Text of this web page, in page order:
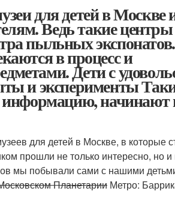
для детей в Москве
Ведь такие
пыльных
в процесс и
Дети с
и эксперименты
информацию,
для детей в Москве, в которые
прошли не только интересно, но и
мы побывали сами с нашими
Планетарии Метро: